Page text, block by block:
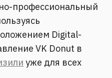
профессиональный
Digital-
VK Donut в
уже для всех